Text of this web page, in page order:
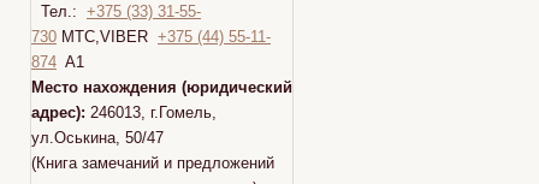
Тел.: +375 (33) 31-55-
730 МТС,VIBER +375 (44) 55-11-
874 A1
Место нахождения (юридический
адрес): 246013, г.Гомель,
ул.Оськина, 50/47
(Книга замечаний и предложений